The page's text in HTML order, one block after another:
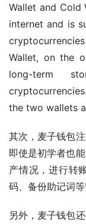
Wallet and Cold
internet and is
Wallet, on the
long-term
the two wallets
其次，麦子钱包
即使是初学者也
产情况，进行转
码、备份助记词
另外，麦子钱包